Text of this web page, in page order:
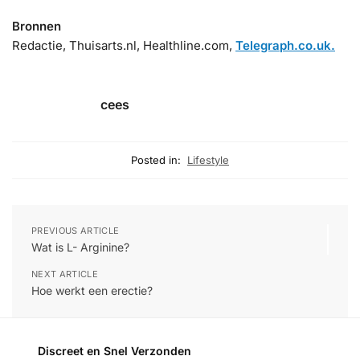
Bronnen
Redactie, Thuisarts.nl, Healthline.com, Telegraph.co.uk.
cees
Posted in: Lifestyle
PREVIOUS ARTICLE
Wat is L- Arginine?
NEXT ARTICLE
Hoe werkt een erectie?
Discreet en Snel Verzonden